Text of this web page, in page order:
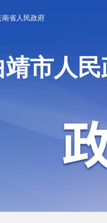
南省人民政府
靖市人